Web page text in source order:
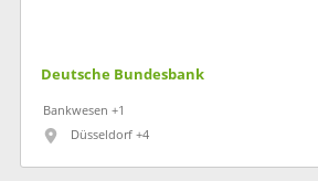
Deutsche Bundesbank
Bankwesen +1
Düsseldorf +4